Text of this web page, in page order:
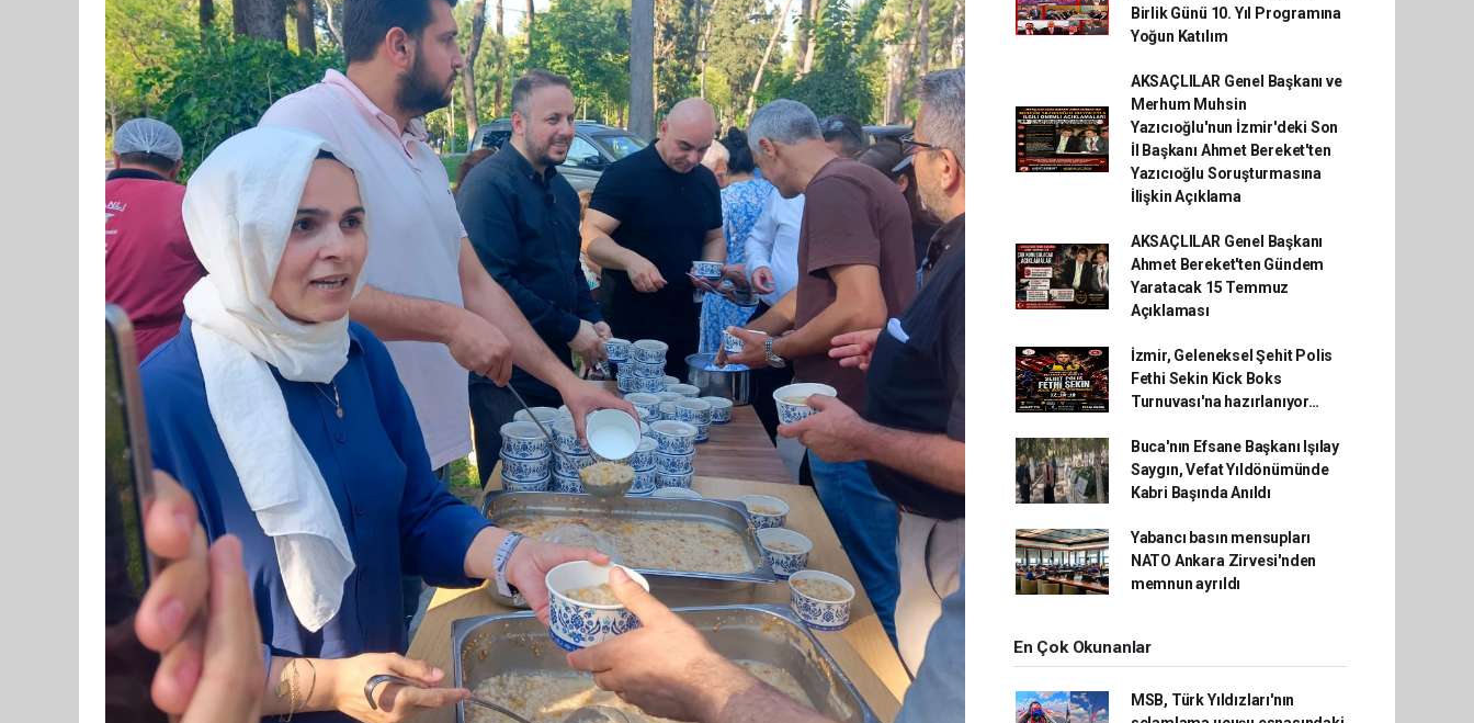
Birlik Günü 10. Yıl Programına
Yoğun Katılım
AKSAÇLILAR Genel Başkanı ve
Merhum Muhsin
Yazıcıoğlu'nun İzmir'deki Son
İl Başkanı Ahmet Bereket'ten
Yazıcıoğlu Soruşturmasına
İlişkin Açıklama
AKSAÇLILAR Genel Başkanı
Ahmet Bereket'ten Gündem
Yaratacak 15 Temmuz
Açıklaması
İzmir, Geleneksel Şehit Polis
Fethi Sekin Kick Boks
Turnuvası'na hazırlanıyor…
Buca'nın Efsane Başkanı Işılay
Saygın, Vefat Yıldönümünde
Kabri Başında Anıldı
Yabancı basın mensupları
NATO Ankara Zirvesi'nden
memnun ayrıldı
En Çok Okunanlar
MSB, Türk Yıldızları'nın